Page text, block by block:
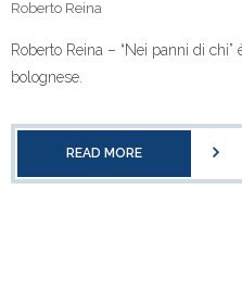
Roberto Reina
Roberto Reina – “Nei panni di
bolognese.
READ MORE